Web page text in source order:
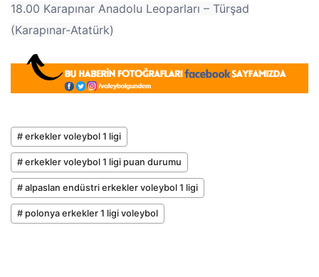
18.00 Karapınar Anadolu Leoparları – Türşad
(Karapınar-Atatürk)
# erkekler voleybol 1 ligi
# erkekler voleybol 1 ligi puan durumu
# alpaslan endüstri erkekler voleybol 1 ligi
# polonya erkekler 1 ligi voleybol